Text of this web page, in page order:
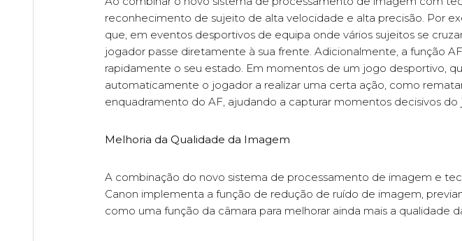
reconhecimento de sujeito de alta velocidade e alta precisão. Por
que, em eventos desportivos de equipa onde vários sujeitos se
jogador passe diretamente à sua frente. Adicionalmente, a função
rapidamente o seu estado. Em momentos de um jogo desportivo,
automaticamente o jogador a realizar uma certa ação, como
enquadramento do AF, ajudando a capturar momentos decisivos do
Melhoria da Qualidade da Imagem
A combinação do novo sistema de processamento de imagem e
Canon implementa a função de redução de ruído de imagem,
como uma função da câmara para melhorar ainda mais a qualidade